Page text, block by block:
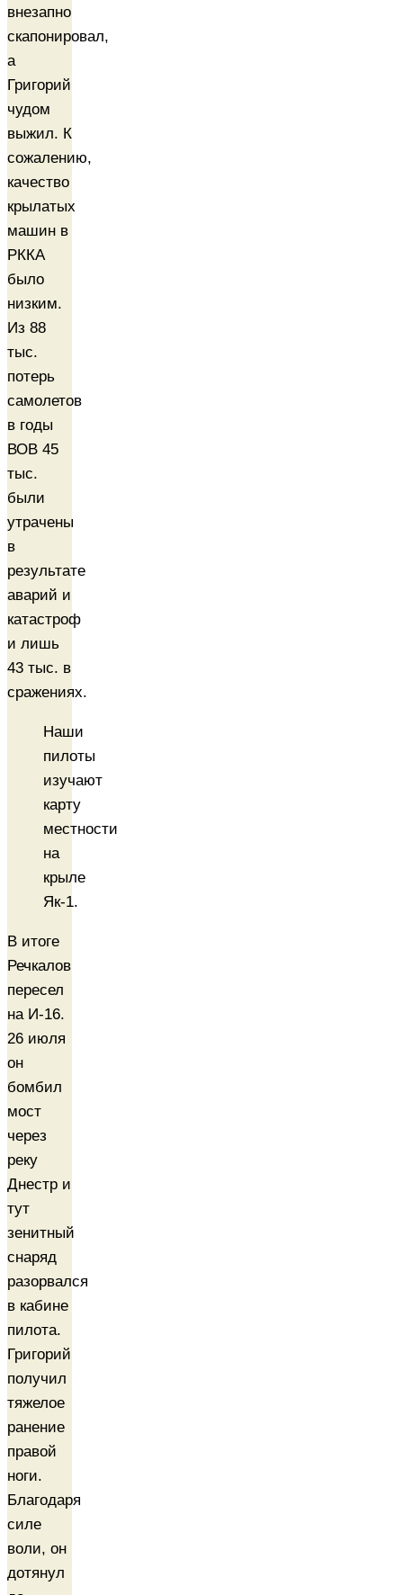
внезапно
скапонировал,
а
Григорий
чудом
выжил. К
сожалению,
качество
крылатых
машин в
РККА
было
низким.
Из 88
тыс.
потерь
самолетов
в годы
ВОВ 45
тыс.
были
утрачены
в
результате
аварий и
катастроф
и лишь
43 тыс. в
сражениях.
Наши
пилоты
изучают
карту
местности
на
крыле
Як-1.
В итоге
Речкалов
пересел
на И-16.
26 июля
он
бомбил
мост
через
реку
Днестр и
тут
зенитный
снаряд
разорвался
в кабине
пилота.
Григорий
получил
тяжелое
ранение
правой
ноги.
Благодаря
силе
воли, он
дотянул